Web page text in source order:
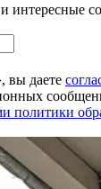
интересные
вы даете
политики